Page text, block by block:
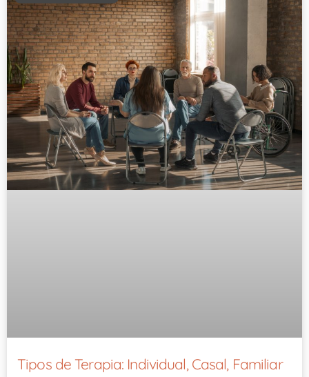
Tipos de Terapia: Individual, Casal, Familiar